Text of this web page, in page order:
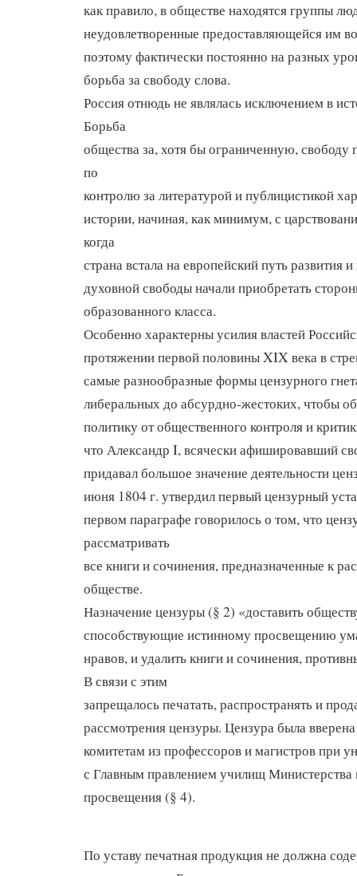
как правило, в обществе находятся группы
неудовлетворенные предоставляющейся им
поэтому фактически постоянно на разных
борьба за свободу слова.
Россия отнюдь не являлась исключением в
Борьба
общества за, хотя бы ограниченную, свободу
по
контролю за литературой и публицистикой
истории, начиная, как минимум, с
когда
страна встала на европейский путь развития
духовной свободы начали приобретать
образованного класса.
Особенно характерны усилия властей
протяжении первой половины XIX века в
самые разнообразные формы цензурного
либеральных до абсурдно-жестоких, чтобы
политику от общественного контроля и
что Александр I, всячески афишировавший
придавал большое значение деятельности
июня 1804 г. утвердил первый цензурный
первом параграфе говорилось о том, что
рассматривать
все книги и сочинения, предназначенные к
обществе.
Назначение цензуры (§ 2) «доставить
способствующие истинному просвещению
нравов, и удалить книги и сочинения,
В связи с этим
запрещалось печатать, распространять и
рассмотрения цензуры. Цензура была
комитетам из профессоров и магистров при
с Главным правлением училищ Министерства
просвещения (§ 4).
По уставу печатная продукция не должна